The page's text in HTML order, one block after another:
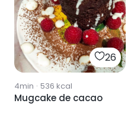
26
4min · 536 kcal
Mugcake de cacao